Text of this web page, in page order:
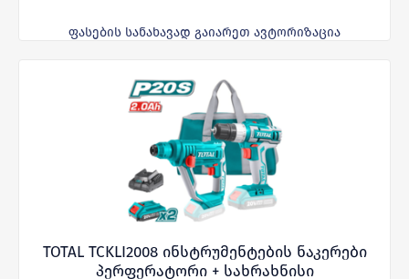
ფასების სანახავად გაიარეთ ავტორიზაცია
TOTAL TCKLI2008 ინსტრუმენტების ნაკერები
პერფერატორი + სახრახნისი